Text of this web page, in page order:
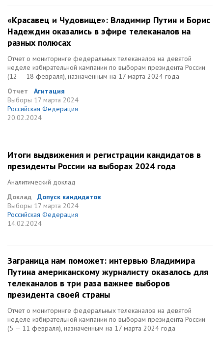
«Красавец и Чудовище»: Владимир Путин и Борис
Надеждин оказались в эфире телеканалов на
разных полюсах
Отчет о мониторинге федеральных телеканалов на девятой
неделе избирательной кампании по выборам президента России
(12 — 18 февраля), назначенным на 17 марта 2024 года
Отчет
Агитация
Выборы 17 марта 2024
Российская Федерация
20.02.2024
Итоги выдвижения и регистрации кандидатов в
президенты России на выборах 2024 года
Аналитический доклад
Доклад
Допуск кандидатов
Выборы 17 марта 2024
Российская Федерация
14.02.2024
Заграница нам поможет: интервью Владимира
Путина американскому журналисту оказалось для
телеканалов в три раза важнее выборов
президента своей страны
Отчет о мониторинге федеральных телеканалов на девятой
неделе избирательной кампании по выборам президента России
(5 — 11 февраля), назначенным на 17 марта 2024 года